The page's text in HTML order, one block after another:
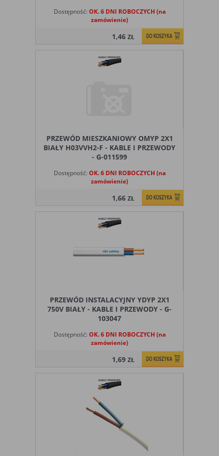
Dostępność: OK. 6 DNI ROBOCZYCH (na
zamówienie)
1,46ZŁ
PRZEWÓD MIESZKANIOWY OMYP 2X1
BIAŁY H03VVH2-F - KABLE I PRZEWODY
- G-011599
Dostępność: OK. 6 DNI ROBOCZYCH (na
zamówienie)
1,66ZŁ
PRZEWÓD INSTALACYJNY YDYP 2X1
750V BIAŁY - KABLE I PRZEWODY - G-
103047
Dostępność: OK. 6 DNI ROBOCZYCH (na
zamówienie)
1,69ZŁ